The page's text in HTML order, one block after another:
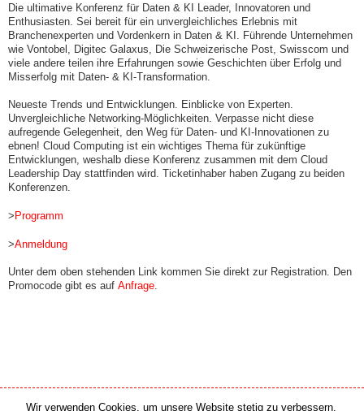
Die ultimative Konferenz für Daten & KI Leader, Innovatoren und
Enthusiasten. Sei bereit für ein unvergleichliches Erlebnis mit
Branchenexperten und Vordenkern in Daten & KI. Führende Unternehmen
wie Vontobel, Digitec Galaxus, Die Schweizerische Post, Swisscom und
viele andere teilen ihre Erfahrungen sowie Geschichten über Erfolg und
Misserfolg mit Daten- & KI-Transformation.
Neueste Trends und Entwicklungen. Einblicke von Experten.
Unvergleichliche Networking-Möglichkeiten. Verpasse nicht diese
aufregende Gelegenheit, den Weg für Daten- und KI-Innovationen zu
ebnen! Cloud Computing ist ein wichtiges Thema für zukünftige
Entwicklungen, weshalb diese Konferenz zusammen mit dem Cloud
Leadership Day stattfinden wird. Ticketinhaber haben Zugang zu beiden
Konferenzen.
> Programm
>Anmeldung
Unter dem oben stehenden Link kommen Sie direkt zur Registration. Den
Promocode gibt es auf Anfrage.
Medien Partner Online Partner
Wir verwenden Cookies, um unsere Website stetig zu verbessern.